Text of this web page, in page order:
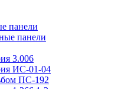
панели
панели
3.006
ИС-01-04
ПС-192